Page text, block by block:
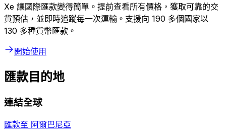
Xe 讓國際匯款變得簡單。提前查看所有價格，獲取可靠的交
貨預估，並即時追蹤每一次運輸。支援向 190 多個國家以
130 多種貨幣匯款。
開始使用
匯款目的地
連結全球
匯款至 阿爾巴尼亞